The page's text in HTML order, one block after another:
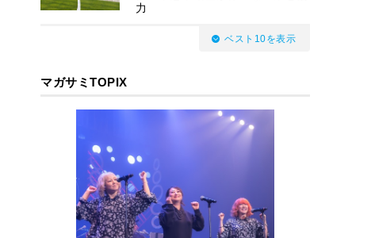
力
ベスト10を表示
マガサミTOPIX